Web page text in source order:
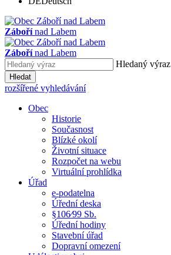
Zábořínad Labem
Zábořínad Labem
Hledaný výraz
Hledat
rozšířené vyhledávání
Obec
Historie
Současnost
Blízké okolí
Životní situace
Rozpočet na webu
Virtuální prohlídka
Úřad
e-podatelna
Úřední deska
§106⁄99 Sb.
Úřední hodiny
Stavební úřad
Dopravní omezení